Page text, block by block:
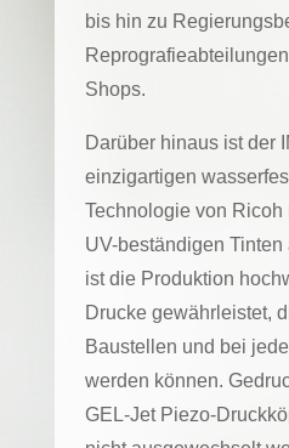
bis hin zu
Shops.
Darüber hinaus ist der
einzigartigen
Technologie von Ricoh
UV-beständigen
ist die Produktion
Drucke gewährleistet,
Baustellen und bei
werden können.
GEL-Jet Piezo-